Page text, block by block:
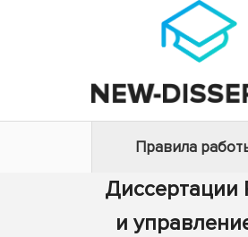
Правила
Диссертации
и